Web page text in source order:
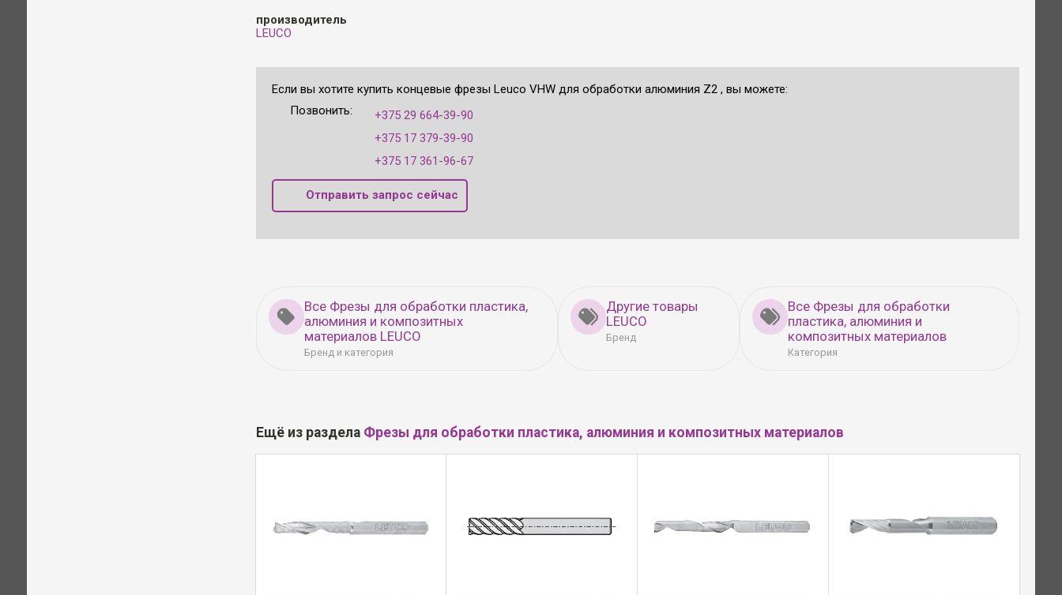
производитель
LEUCO
Если вы хотите купить концевые фрезы Leuco VHW для обработки алюминия Z2 , вы можете:
Позвонить:
+375 29 664-39-90
+375 17 379-39-90
+375 17 361-96-67
Отправить запрос сейчас
Все Фрезы для обработки пластика,
алюминия и композитных
материалов LEUCO
Бренд и категория
Другие товары
LEUCO
Бренд
Все Фрезы для обработки
пластика, алюминия и
композитных материалов
Категория
Ещё из раздела Фрезы для обработки пластика, алюминия и композитных материалов